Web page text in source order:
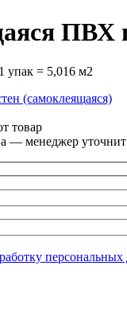
ПВХ
упак = 5,016 м2
(самоклеящаяся)
товар
— менеджер уточнит